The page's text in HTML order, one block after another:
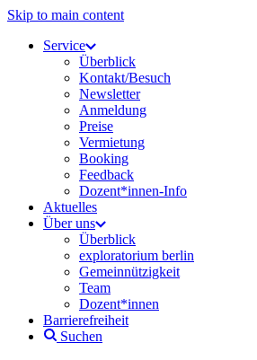
Skip to main content
Service
Überblick
Kontakt/Besuch
Newsletter
Anmeldung
Preise
Vermietung
Booking
Feedback
Dozent*innen-Info
Aktuelles
Über uns
Überblick
exploratorium berlin
Gemeinnützigkeit
Team
Dozent*innen
Barrierefreiheit
Suchen